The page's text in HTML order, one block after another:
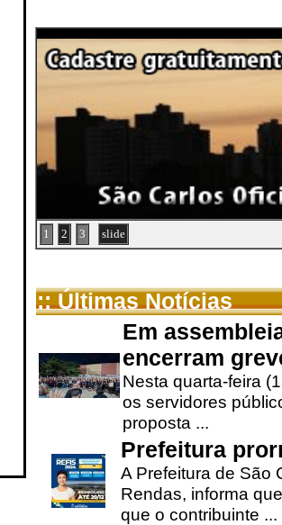
1 2 3 slide
:: Últimas Notícias
Em
encerram
Nesta quarta-feira
os servidores
proposta ...
Prefeitura
A Prefeitura de São
Rendas, informa
que o contribuinte ...